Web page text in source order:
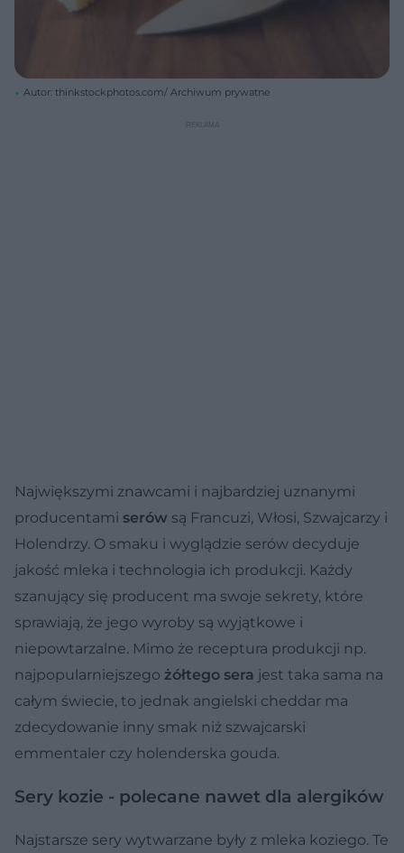
Autor: thinkstockphotos.com/ Archiwum prywatne
Największymi znawcami i najbardziej uznanymi
producentami serów są Francuzi, Włosi, Szwajcarzy i
Holendrzy. O smaku i wyglądzie serów decyduje
jakość mleka i technologia ich produkcji. Każdy
szanujący się producent ma swoje sekrety, które
sprawiają, że jego wyroby są wyjątkowe i
niepowtarzalne. Mimo że receptura produkcji np.
najpopularniejszego żółtego sera jest taka sama na
całym świecie, to jednak angielski cheddar ma
zdecydowanie inny smak niż szwajcarski
emmentaler czy holenderska gouda.
Sery kozie - polecane nawet dla alergików
Najstarsze sery wytwarzane były z mleka koziego. Te